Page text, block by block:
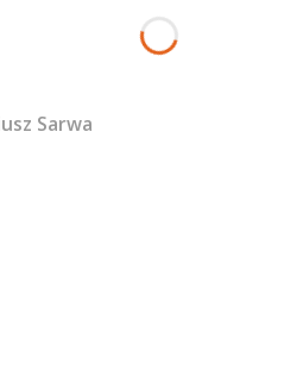
Sarwa